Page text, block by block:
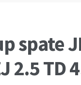
spate
2.5 TD